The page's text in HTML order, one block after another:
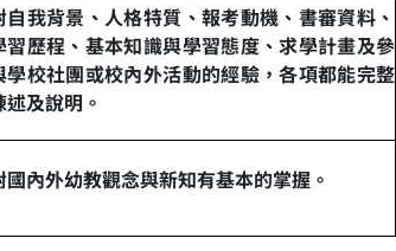
自我背景、人格特質、報考動機、書審資料、
習歷程、基本知識與學習態度、求學計畫及參
學校社團或校內外活動的經驗，各項都能完整
述及說明。
國內外幼教觀念與新知有基本的掌握。